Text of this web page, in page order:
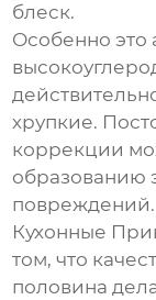
блеск.
Особенно это
хрупкие.
коррекции
образованию
Кухонные
том, что
половина